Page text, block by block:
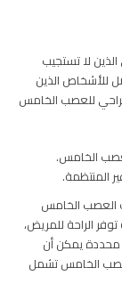
الذين لا تستجيب
للأشخاص الذين
للعصب الخامس
الخامس.
المنتظمة.
العصب الخامس
الراحة للمريض،
يمكن أن
الخامس تشمل